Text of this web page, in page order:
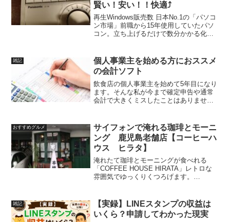
賢い！安い！！快適⤴
再生Windows販売数 日本No.1の「パソコ
ン市場」前職から15年使用していたパソ
コン。立ち上げるだけで数分かかる化石
団塊ジュニアです。買い替えがうまく出
来るか心配で...
雑記
個人事業主を始める方におススメ
の会計ソフト
飲食店の個人事業主を始めて5年目になり
ます。そんな私が今まで確定申告や通常
会計で大きくミスしたことはありませ
を行えて来ました。今年も3月初旬に申告
するよう準備完了です。...
おすすめグルメ
サイフォンで淹れる珈琲とモーニ
ング 鹿児島老舗店【コーヒーハ
ウス ヒラタ】
淹れたて珈琲とモーニングが食べれる
「COFFEE HOUSE HIRATA」レトロな
雰囲気でゆっくりくつろげます。
度品が目を引く落ち着いた雰囲気。レト
ロ...
雑記
【実録】LINEスタンプの収益は
いくら？申請してわかった現実